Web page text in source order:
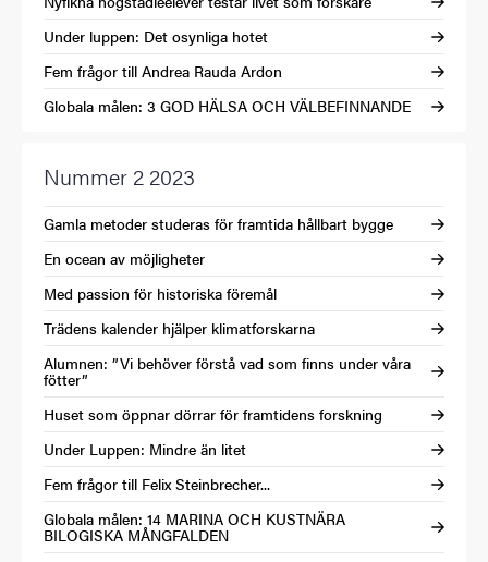
Under luppen: Det osynliga hotet
Fem frågor till Andrea Rauda Ardon
Globala målen: 3 GOD HÄLSA OCH VÄLBEFINNANDE
Nummer 2 2023
Gamla metoder studeras för framtida hållbart bygge
En ocean av möjligheter
Med passion för historiska föremål
Trädens kalender hjälper klimatforskarna
Alumnen: ”Vi behöver förstå vad som finns under våra
fötter”
Huset som öppnar dörrar för framtidens forskning
Under Luppen: Mindre än litet
Fem frågor till Felix Steinbrecher...
Globala målen: 14 MARINA OCH KUSTNÄRA
BILOGISKA MÅNGFALDEN